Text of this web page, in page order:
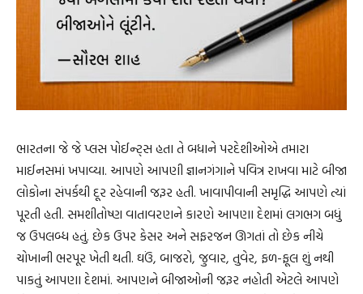
ભારતના જે જે પ્લસ પોઈન્ટ્સ હતા તે બધાને પરદેશીઓએ તમારા
માઈનસમાં ખપાવ્યા. આપણે આપણી જ્ઞાનગંગાને પવિત્ર રાખવા માટે બીજા
લોકોના સંપર્કથી દૂર રહેવાની જરૂર હતી. ખાવાપીવાની સમૃદ્ધિ આપણે ત્યાં
પૂરતી હતી. સમશીતોષ્ણ વાતાવરણને કારણે આપણા દેશમાં લગભગ બધું
જ ઉપલબ્ધ હતું. છેક ઉપર કેસર અને સફરજન ઊગતાં તો છેક નીચે
ચોખાની ભરપૂર ખેતી થતી. ઘઉં, બાજરો, જુવાર, તુવેર, ફળ-ફૂલ શું નથી
પાકતું આપણા દેશમાં. આપણને બીજાઓની જરૂર નહોતી એટલે આપણે